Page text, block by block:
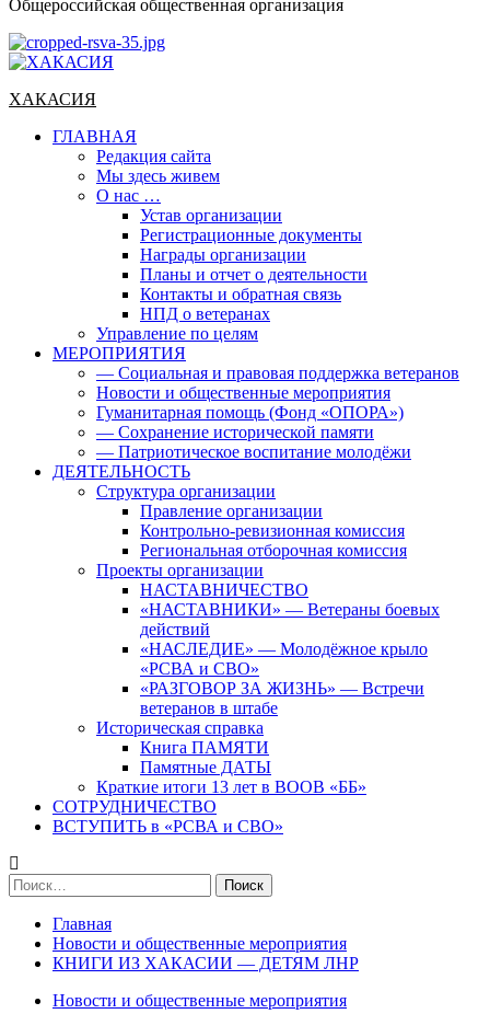
Общероссийская общественная организация
Основное
ХАКАСИЯ
ГЛАВНАЯ
Редакция сайта
Мы здесь живем
О нас …
Устав организации
Регистрационные документы
Награды организации
Планы и отчет о деятельности
Контакты и обратная связь
НПД о ветеранах
Управление по целям
МЕРОПРИЯТИЯ
— Социальная и правовая поддержка ветеранов
Новости и общественные мероприятия
Гуманитарная помощь (Фонд «ОПОРА»)
— Сохранение исторической памяти
— Патриотическое воспитание молодёжи
ДЕЯТЕЛЬНОСТЬ
Структура организации
Правление организации
Контрольно-ревизионная комиссия
Региональная отборочная комиссия
Проекты организации
НАСТАВНИЧЕСТВО
«НАСТАВНИКИ» — Ветераны боевых
действий
«НАСЛЕДИЕ» — Молодёжное крыло
«РСВА и СВО»
«РАЗГОВОР ЗА ЖИЗНЬ» — Встречи
ветеранов в штабе
Историческая справка
Книга ПАМЯТИ
Памятные ДАТЫ
Краткие итоги 13 лет в ВООВ «ББ»
СОТРУДНИЧЕСТВО
ВСТУПИТЬ в «РСВА и СВО»
Найти:
Главная
Новости и общественные мероприятия
КНИГИ ИЗ ХАКАСИИ — ДЕТЯМ ЛНР
Новости и общественные мероприятия